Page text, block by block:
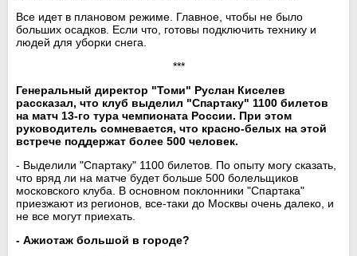
Все идет в плановом режиме. Главное, чтобы не было
больших осадков. Если что, готовы подключить технику и
людей для уборки снега.
***
Генеральный директор "Томи" Руслан Киселев
рассказал, что клуб выделил "Спартаку" 1100 билетов
на матч 13-го тура чемпионата России. При этом
руководитель сомневается, что красно-белых на этой
встрече поддержат более 500 человек.
- Выделили "Спартаку" 1100 билетов. По опыту могу сказать,
что вряд ли на матче будет больше 500 болельщиков
московского клуба. В основном поклонники "Спартака"
приезжают из регионов, все-таки до Москвы очень далеко, и
не все могут приехать.
- Ажиотаж большой в городе?